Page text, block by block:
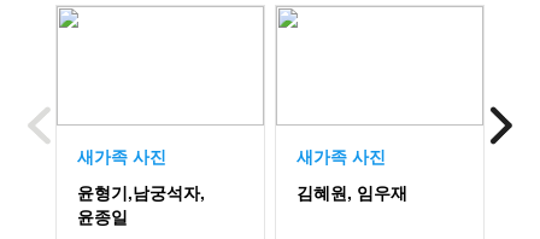
새가족 사진
윤형기,남궁석자,
윤종일
새가족 사진
김혜원, 임우재